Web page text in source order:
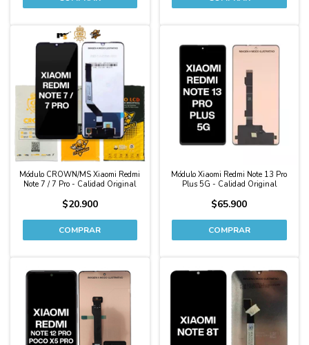
Módulo CROWN/MS Xiaomi Redmi
Note 7 / 7 Pro - Calidad Original
$20.900
Módulo Xiaomi Redmi Note 13 Pro
Plus 5G - Calidad Original
$65.900